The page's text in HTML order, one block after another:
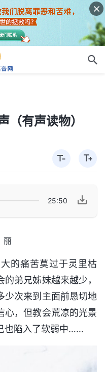
（有声读物）
25:50
的痛苦莫过于灵里枯
弟兄姊妹越来越少，
少次来到主面前恳切地
心，但教会荒凉的光景
也陷入了软弱中……